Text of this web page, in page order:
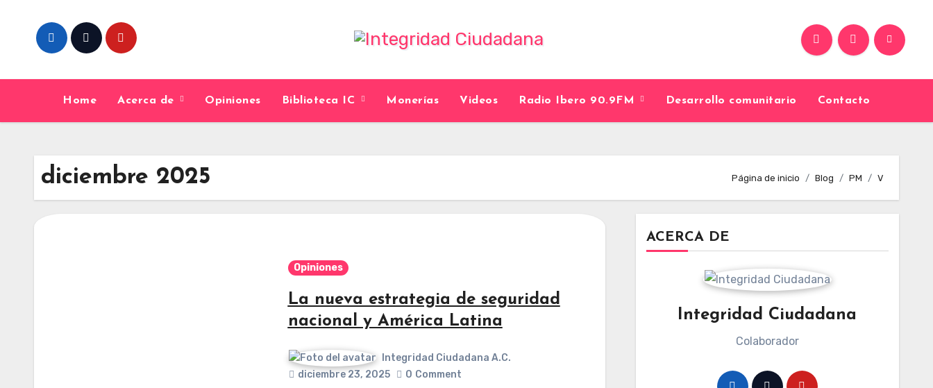
content
Home Acerca de Opiniones Biblioteca IC Monerías Videos Radio Ibero 90.9FM Desarrollo comunitario Contacto
diciembre 2025 Página de inicio Blog PM V
Opiniones
La nueva estrategia de seguridad
nacional y América Latina
Integridad Ciudadana A.C.
diciembre 23, 2025
0 Comment
ACERCA DE
Integridad Ciudadana
Colaborador